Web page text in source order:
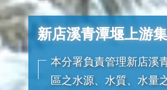
新店溪青潭堰上游
本分署負責管理新店溪
區之水源、水質、水量